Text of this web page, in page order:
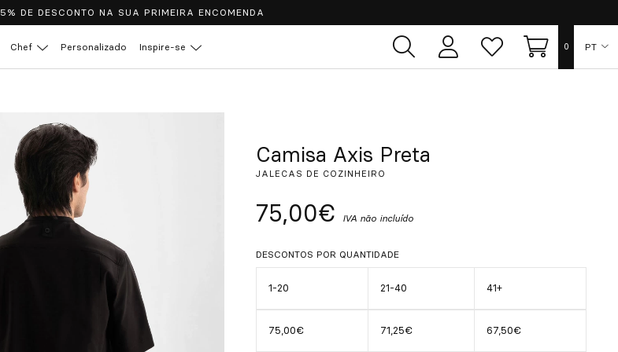
5% DE DESCONTO NA SUA PRIMEIRA ENCOMENDA
Chef Personalizado Inspire-se
Área
de
Lista
de
Carrinho
0 PT
Camisa Axis Preta
JALECAS DE COZINHEIRO
75,00€ IVA não incluído
DESCONTOS POR QUANTIDADE
1-20 21-40 41+
75,00€ 71,25€ 67,50€